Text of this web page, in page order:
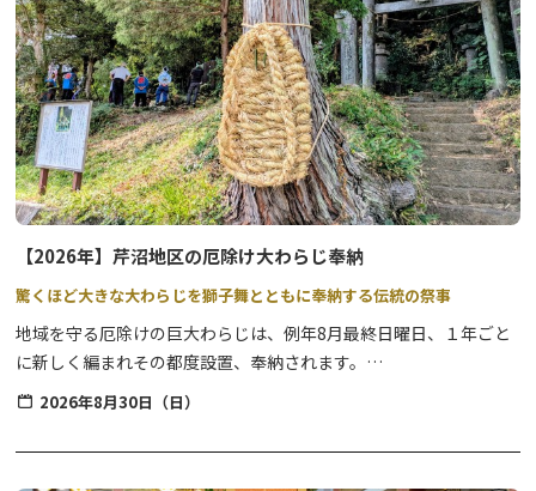
【2026年】芹沼地区の厄除け大わらじ奉納
驚くほど大きな大わらじを獅子舞とともに奉納する伝統の祭事
地域を守る厄除けの巨大わらじは、例年8月最終日曜日、１年ごと
に新しく編まれその都度設置、奉納されます。
併せて伝統芸能である獅子舞が奉納され、昔から今に続く地域の大
2026年8月30日（日）